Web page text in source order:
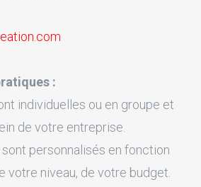
:
individuelles ou en groupe et
de votre entreprise.
personnalisés en fonction
votre niveau, de votre budget.